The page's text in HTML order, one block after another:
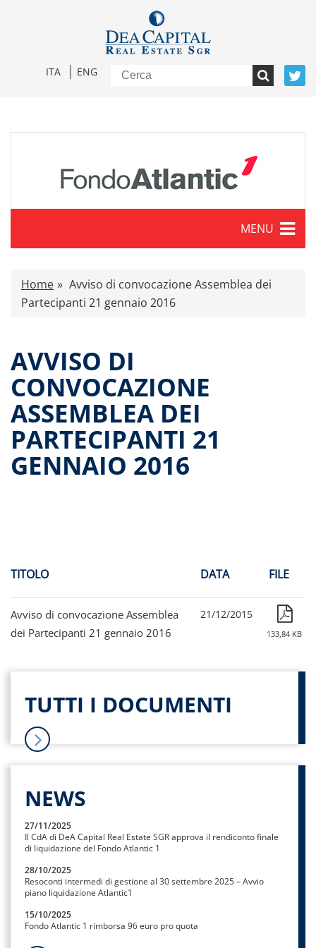
ITA ENG
MENU
Caratteristiche
Comunicati stampa
Documenti di offerta
Relazioni di gestione e Resoconti intermedi
Governance
Assemblee
Proroga del fondo
Contatti
Home
Avviso di convocazione Assemblea dei
Partecipanti 21 gennaio 2016
AVVISO DI
CONVOCAZIONE
ASSEMBLEA DEI
PARTECIPANTI 21
GENNAIO 2016
TITOLO DATA FILE
Avviso di convocazione Assemblea
dei Partecipanti 21 gennaio 2016
21/12/2015
133,84 KB
TUTTI I DOCUMENTI
NEWS
27/11/2025
Il CdA di DeA Capital Real Estate SGR approva il rendiconto finale
di liquidazione del Fondo Atlantic 1
28/10/2025
Resoconti intermedi di gestione al 30 settembre 2025 – Avvio
piano liquidazione Atlantic1
15/10/2025
Fondo Atlantic 1 rimborsa 96 euro pro quota